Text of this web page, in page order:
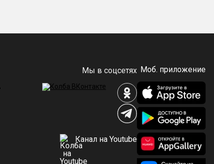
Мы в соцсетях
Канал на Youtube
Моб. приложение